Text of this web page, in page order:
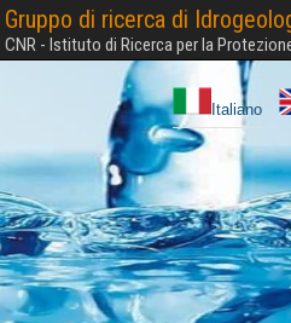
Gruppo di ricerca di
CNR - Istituto di Ricerca per la
Italiano